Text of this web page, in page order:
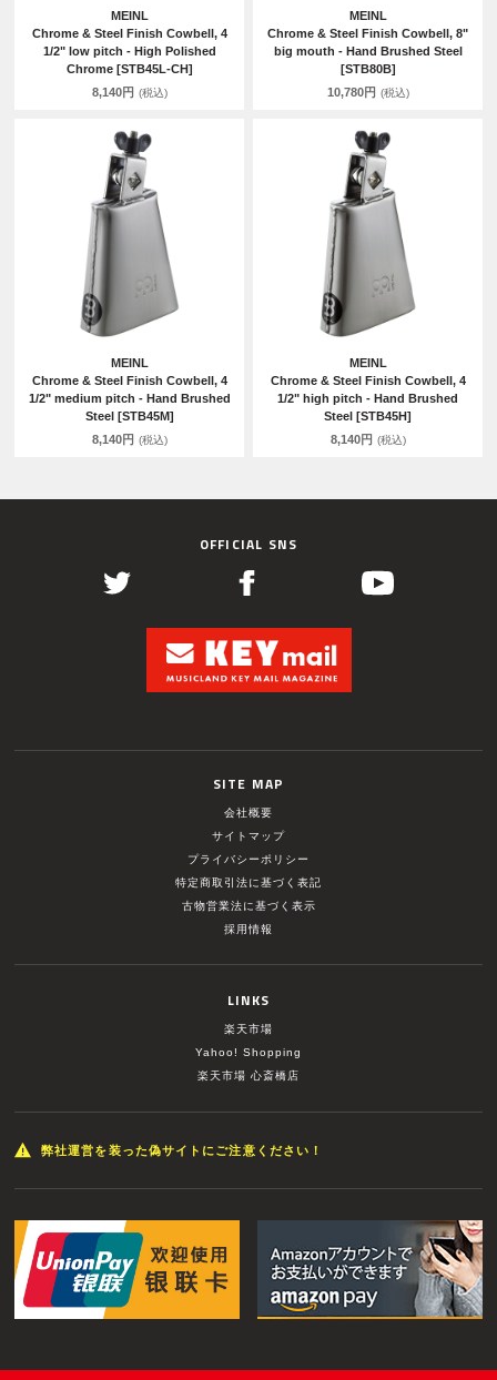
MEINL
Chrome & Steel Finish Cowbell, 4
1/2" low pitch - High Polished
Chrome [STB45L-CH]
8,140円 (税込)
MEINL
Chrome & Steel Finish Cowbell, 8"
big mouth - Hand Brushed Steel
[STB80B]
10,780円 (税込)
MEINL
Chrome & Steel Finish Cowbell, 4
1/2" medium pitch - Hand Brushed
Steel [STB45M]
8,140円 (税込)
MEINL
Chrome & Steel Finish Cowbell, 4
1/2" high pitch - Hand Brushed
Steel [STB45H]
8,140円 (税込)
OFFICIAL SNS
SITE MAP
会社概要
サイトマップ
プライバシーポリシー
特定商取引法に基づく表記
古物営業法に基づく表示
採用情報
LINKS
楽天市場
Yahoo! Shopping
楽天市場 心斎橋店
弊社運営を装った偽サイトにご注意ください！